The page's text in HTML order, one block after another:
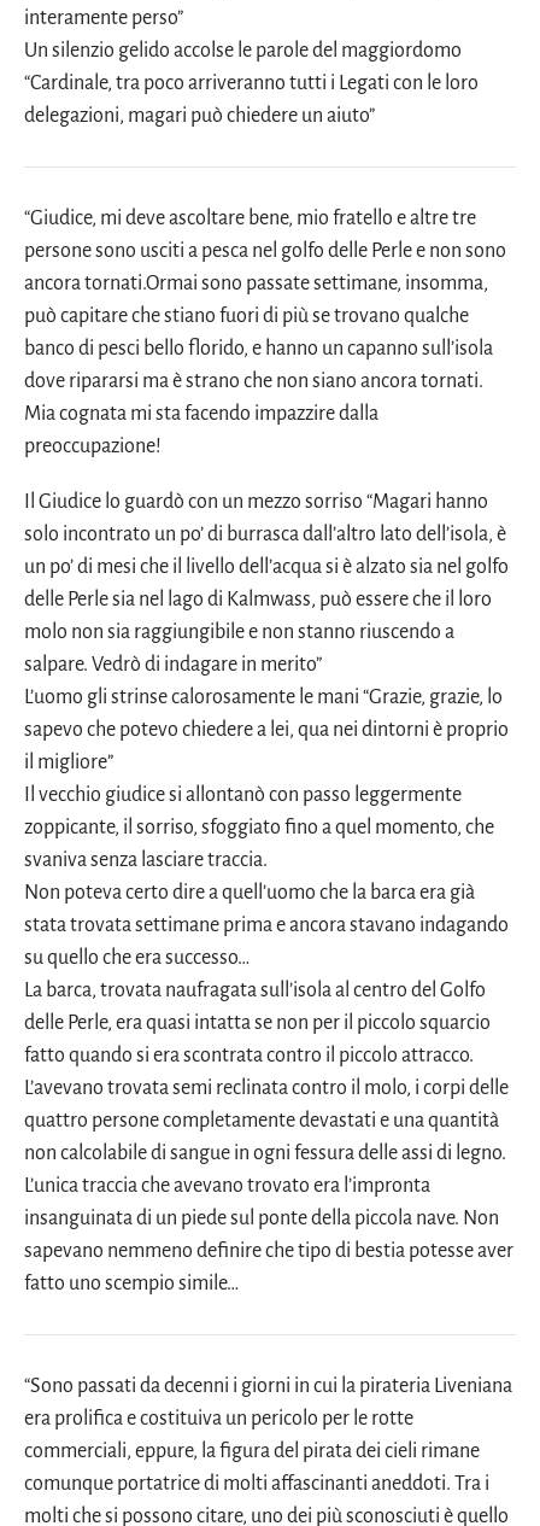
interamente perso”
Un silenzio gelido accolse le parole del maggiordomo
“Cardinale, tra poco arriveranno tutti i Legati con le loro
delegazioni, magari può chiedere un aiuto”
“Giudice, mi deve ascoltare bene, mio fratello e altre tre
persone sono usciti a pesca nel golfo delle Perle e non sono
ancora tornati.Ormai sono passate settimane, insomma,
può capitare che stiano fuori di più se trovano qualche
banco di pesci bello florido, e hanno un capanno sull’isola
dove ripararsi ma è strano che non siano ancora tornati.
Mia cognata mi sta facendo impazzire dalla
preoccupazione!
Il Giudice lo guardò con un mezzo sorriso “Magari hanno
solo incontrato un po’ di burrasca dall’altro lato dell’isola, è
un po’ di mesi che il livello dell’acqua si è alzato sia nel golfo
delle Perle sia nel lago di Kalmwass, può essere che il loro
molo non sia raggiungibile e non stanno riuscendo a
salpare. Vedrò di indagare in merito”
L’uomo gli strinse calorosamente le mani “Grazie, grazie, lo
sapevo che potevo chiedere a lei, qua nei dintorni è proprio
il migliore”
Il vecchio giudice si allontanò con passo leggermente
zoppicante, il sorriso, sfoggiato fino a quel momento, che
svaniva senza lasciare traccia.
Non poteva certo dire a quell’uomo che la barca era già
stata trovata settimane prima e ancora stavano indagando
su quello che era successo…
La barca, trovata naufragata sull’isola al centro del Golfo
delle Perle, era quasi intatta se non per il piccolo squarcio
fatto quando si era scontrata contro il piccolo attracco.
L’avevano trovata semi reclinata contro il molo, i corpi delle
quattro persone completamente devastati e una quantità
non calcolabile di sangue in ogni fessura delle assi di legno.
L’unica traccia che avevano trovato era l’impronta
insanguinata di un piede sul ponte della piccola nave. Non
sapevano nemmeno definire che tipo di bestia potesse aver
fatto uno scempio simile…
“Sono passati da decenni i giorni in cui la pirateria Liveniana
era prolifica e costituiva un pericolo per le rotte
commerciali, eppure, la figura del pirata dei cieli rimane
comunque portatrice di molti affascinanti aneddoti. Tra i
molti che si possono citare, uno dei più sconosciuti è quello